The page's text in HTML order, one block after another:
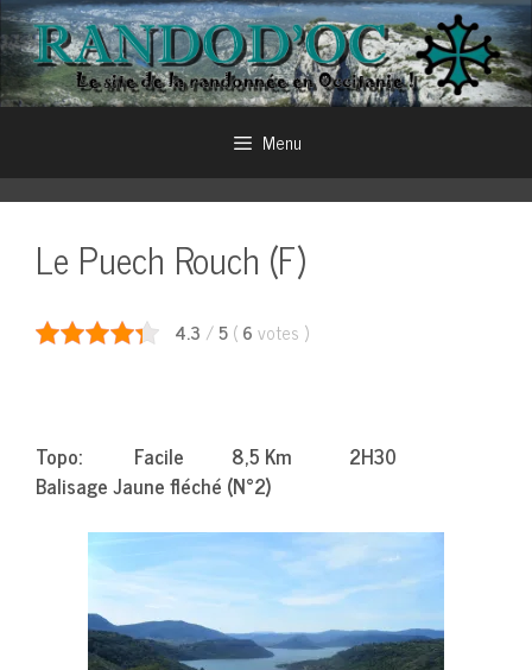
Aller
au
contenu
Menu
Le Puech Rouch (F)
4.3 /5 ( 6 votes )
Topo: Facile 8,5 Km 2H30
Balisage Jaune fléché (N°2)